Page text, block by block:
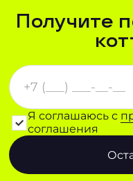
Получите
Я соглашаюсь с
соглашения